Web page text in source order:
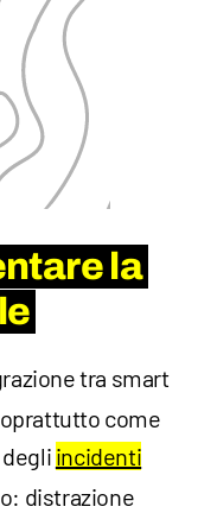
la
tra smart
come
degli incidenti
distrazione